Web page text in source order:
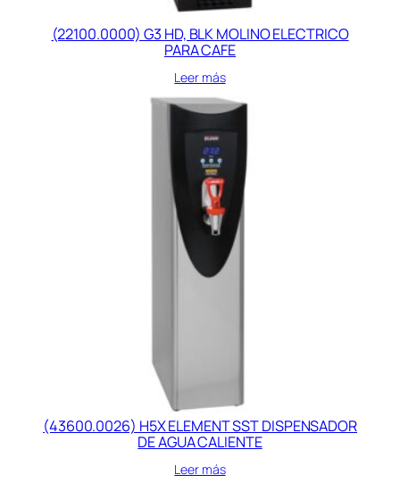
(22100.0000) G3 HD, BLK MOLINO ELECTRICO
PARA CAFE
Leer más
(43600.0026) H5X ELEMENT SST DISPENSADOR
DE AGUA CALIENTE
Leer más